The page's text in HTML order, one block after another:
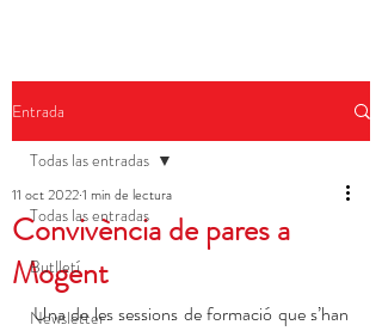
Entrada
Todas las entradas
Butlletí
Newsletter
Todas las entradas
Convivència de pares a
Mogent
11 oct 20221 min de lectura
Una de les sessions de formació que s’han